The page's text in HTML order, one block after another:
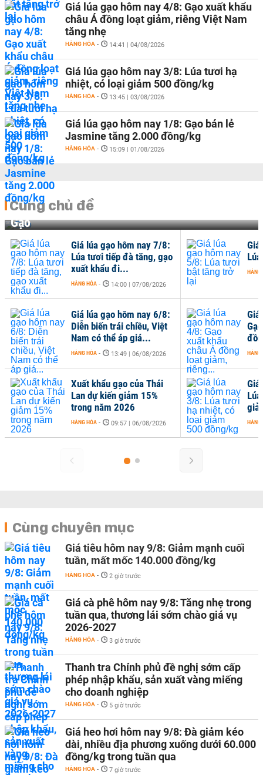
Giá lúa gạo hôm nay 4/8: Gạo xuất khẩu
châu Á đồng loạt giảm, riêng Việt Nam
tăng nhẹ
HÀNG HÓA - 14:41 | 04/08/2026
Giá lúa gạo hôm nay 3/8: Lúa tươi hạ
nhiệt, có loại giảm 500 đồng/kg
HÀNG HÓA - 13:45 | 03/08/2026
Giá lúa gạo hôm nay 1/8: Gạo bán lẻ
Jasmine tăng 2.000 đồng/kg
HÀNG HÓA - 15:09 | 01/08/2026
Cùng chủ đề
Gạo
Giá lúa gạo hôm nay 7/8:
Lúa tươi tiếp đà tăng, gạo
xuất khẩu đi...
HÀNG HÓA - 14:00 | 07/08/2026
Giá lúa gạo hôm nay 6/8:
Diễn biến trái chiều, Việt
Nam có thể áp giá...
HÀNG HÓA - 13:49 | 06/08/2026
Xuất khẩu gạo của Thái
Lan dự kiến giảm 15%
trong năm 2026
HÀNG HÓA - 09:57 | 06/08/2026
HÀNG
HÀNG
HÀNG
Cùng chuyên mục
Giá tiêu hôm nay 9/8: Giảm mạnh cuối
tuần, mất mốc 140.000 đồng/kg
HÀNG HÓA - 2 giờ trước
Giá cà phê hôm nay 9/8: Tăng nhẹ trong
tuần qua, thương lái sớm chào giá vụ
2026-2027
HÀNG HÓA - 3 giờ trước
Thanh tra Chính phủ đề nghị sớm cấp
phép nhập khẩu, sản xuất vàng miếng
cho doanh nghiệp
HÀNG HÓA - 5 giờ trước
Giá heo hơi hôm nay 9/8: Đà giảm kéo
dài, nhiều địa phương xuống dưới 60.000
đồng/kg trong tuần qua
HÀNG HÓA - 7 giờ trước